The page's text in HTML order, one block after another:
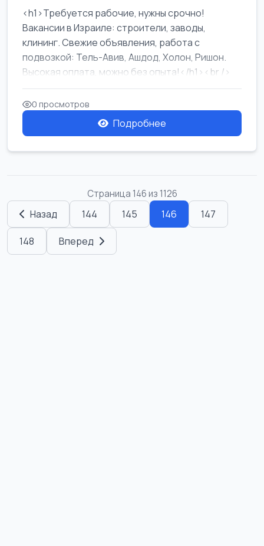
<h1>Требуется рабочие, нужны срочно!
Вакансии в Израиле: строители, заводы,
клининг. Свежие объявления, работа с
подвозкой: Тель-Авив, Ашдод, Холон, Ришон.
Высокая оплата, можно без опыта!</h1><br />
...
0 просмотров
Подробнее
Страница 146 из 1126
Назад 144 145 146 147
148 Вперед